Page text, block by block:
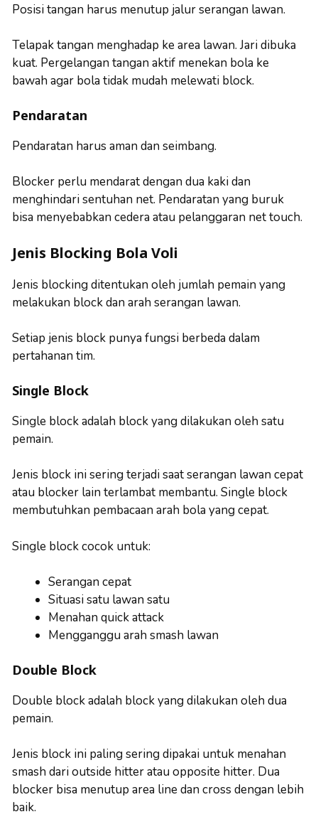
Posisi tangan harus menutup jalur serangan lawan.
Telapak tangan menghadap ke area lawan. Jari dibuka
kuat. Pergelangan tangan aktif menekan bola ke
bawah agar bola tidak mudah melewati block.
Pendaratan
Pendaratan harus aman dan seimbang.
Blocker perlu mendarat dengan dua kaki dan
menghindari sentuhan net. Pendaratan yang buruk
bisa menyebabkan cedera atau pelanggaran net touch.
Jenis Blocking Bola Voli
Jenis blocking ditentukan oleh jumlah pemain yang
melakukan block dan arah serangan lawan.
Setiap jenis block punya fungsi berbeda dalam
pertahanan tim.
Single Block
Single block adalah block yang dilakukan oleh satu
pemain.
Jenis block ini sering terjadi saat serangan lawan cepat
atau blocker lain terlambat membantu. Single block
membutuhkan pembacaan arah bola yang cepat.
Single block cocok untuk:
Serangan cepat
Situasi satu lawan satu
Menahan quick attack
Mengganggu arah smash lawan
Double Block
Double block adalah block yang dilakukan oleh dua
pemain.
Jenis block ini paling sering dipakai untuk menahan
smash dari outside hitter atau opposite hitter. Dua
blocker bisa menutup area line dan cross dengan lebih
baik.